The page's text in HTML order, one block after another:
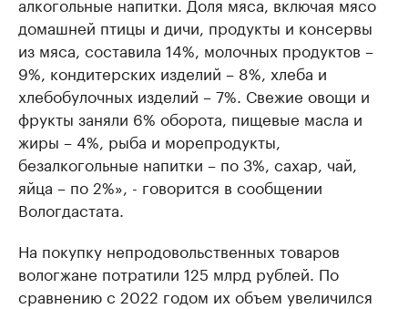
домашней птицы и дичи, продукты и консервы
из мяса, составила 14%, молочных продуктов –
9%, кондитерских изделий – 8%, хлеба и
хлебобулочных изделий – 7%. Свежие овощи и
фрукты заняли 6% оборота, пищевые масла и
жиры – 4%, рыба и морепродукты,
безалкогольные напитки – по 3%, сахар, чай,
яйца – по 2%», - говорится в сообщении
Вологдастата.
На покупку непродовольственных товаров
вологжане потратили 125 млрд рублей. По
сравнению с 2022 годом их объем увеличился